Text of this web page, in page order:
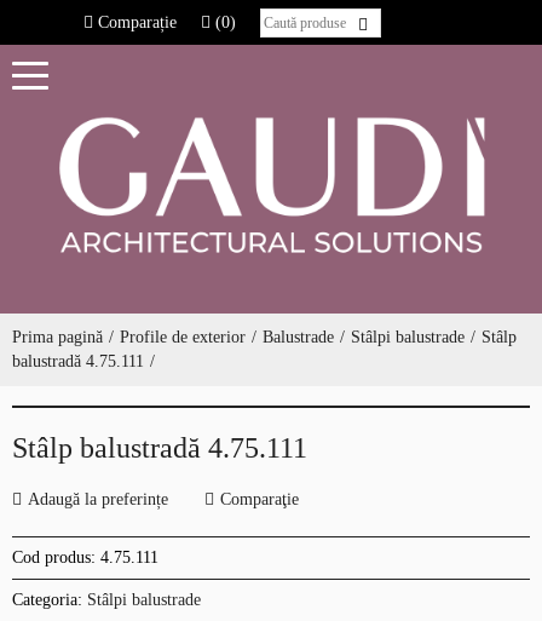
Comparație (0)
Prima pagină Profile de exterior Balustrade Stâlpi balustrade
Stâlp
balustradă 4.75.111
Stâlp balustradă 4.75.111
Adaugă la preferințe Comparaţie
Cod produs: 4.75.111
Categoria: Stâlpi balustrade